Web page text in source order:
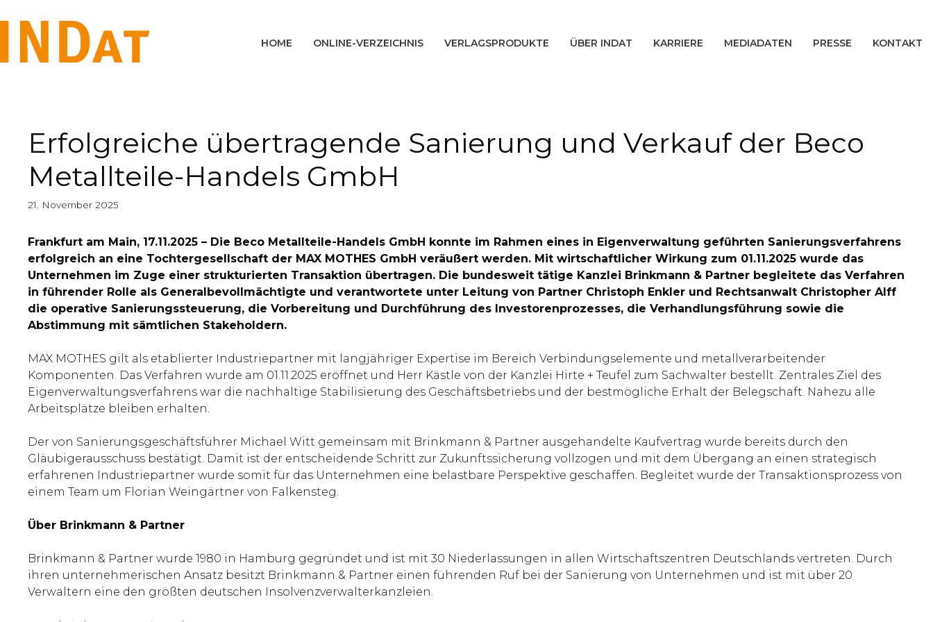
HOME ONLINE-VERZEICHNIS VERLAGSPRODUKTE ÜBER INDAT KARRIERE MEDIADATEN PRESSE KONTAKT
Erfolgreiche übertragende Sanierung und Verkauf der Beco
Metallteile-Handels GmbH
21. November 2025
Frankfurt am Main, 17.11.2025 – Die Beco Metallteile-Handels GmbH konnte im Rahmen eines in Eigenverwaltung geführten Sanierungsverfahrens
erfolgreich an eine Tochtergesellschaft der MAX MOTHES GmbH veräußert werden. Mit wirtschaftlicher Wirkung zum 01.11.2025 wurde das
Unternehmen im Zuge einer strukturierten Transaktion übertragen. Die bundesweit tätige Kanzlei Brinkmann & Partner begleitete das Verfahren
in führender Rolle als Generalbevollmächtigte und verantwortete unter Leitung von Partner Christoph Enkler und Rechtsanwalt Christopher Alff
die operative Sanierungssteuerung, die Vorbereitung und Durchführung des Investorenprozesses, die Verhandlungsführung sowie die
Abstimmung mit sämtlichen Stakeholdern.
MAX MOTHES gilt als etablierter Industriepartner mit langjähriger Expertise im Bereich Verbindungselemente und metallverarbeitender
Komponenten. Das Verfahren wurde am 01.11.2025 eröffnet und Herr Kästle von der Kanzlei Hirte + Teufel zum Sachwalter bestellt. Zentrales Ziel des
Eigenverwaltungsverfahrens war die nachhaltige Stabilisierung des Geschäftsbetriebs und der bestmögliche Erhalt der Belegschaft. Nahezu alle
Arbeitsplätze bleiben erhalten.
Der von Sanierungsgeschäftsführer Michael Witt gemeinsam mit Brinkmann & Partner ausgehandelte Kaufvertrag wurde bereits durch den
Gläubigerausschuss bestätigt. Damit ist der entscheidende Schritt zur Zukunftssicherung vollzogen und mit dem Übergang an einen strategisch
erfahrenen Industriepartner wurde somit für das Unternehmen eine belastbare Perspektive geschaffen. Begleitet wurde der Transaktionsprozess von
einem Team um Florian Weingärtner von Falkensteg.
Über Brinkmann & Partner
Brinkmann & Partner wurde 1980 in Hamburg gegründet und ist mit 30 Niederlassungen in allen Wirtschaftszentren Deutschlands vertreten. Durch
ihren unternehmerischen Ansatz besitzt Brinkmann & Partner einen führenden Ruf bei der Sanierung von Unternehmen und ist mit über 20
Verwaltern eine den größten deutschen Insolvenzverwalterkanzleien.